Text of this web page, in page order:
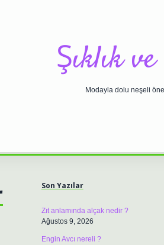
Şıklık
Modayla dolu neşeli
Son Yazılar
Zıt anlamında alçak nedir ?
Ağustos 9, 2026
Engin Avcı nereli ?